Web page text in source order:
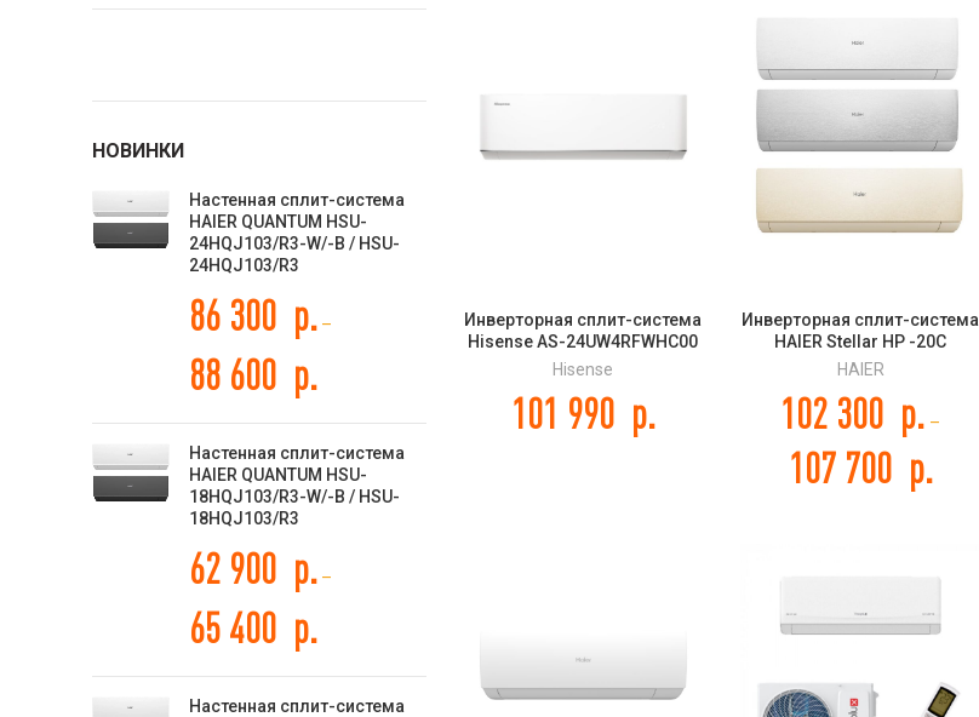
Инверторная сплит-система
Hisense AS-24UW4RFWHC00
EXPERT PRO 2.0 EU DC
Hisense
101 990 р.
Инверторная сплит-система
HAIER Stellar HP -20С
AS50SHP2HRA-W/-C/-S
HAIER
102 300 р. –
107 700 р.
HAIER
Hisense 66
Kentatsu
Royal Clima
TCL
НОВИНКИ
Настенная сплит-система
HAIER QUANTUM HSU-
24HQJ103/R3-W/-B / HSU-
24HQJ103/R3
86 300 р. –
88 600 р.
Настенная сплит-система
HAIER QUANTUM HSU-
18HQJ103/R3-W/-B / HSU-
18HQJ103/R3
62 900 р. –
65 400 р.
Настенная сплит-система